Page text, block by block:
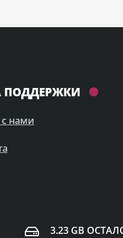
ПОДДЕРЖКИ
с нами
3.23 GB